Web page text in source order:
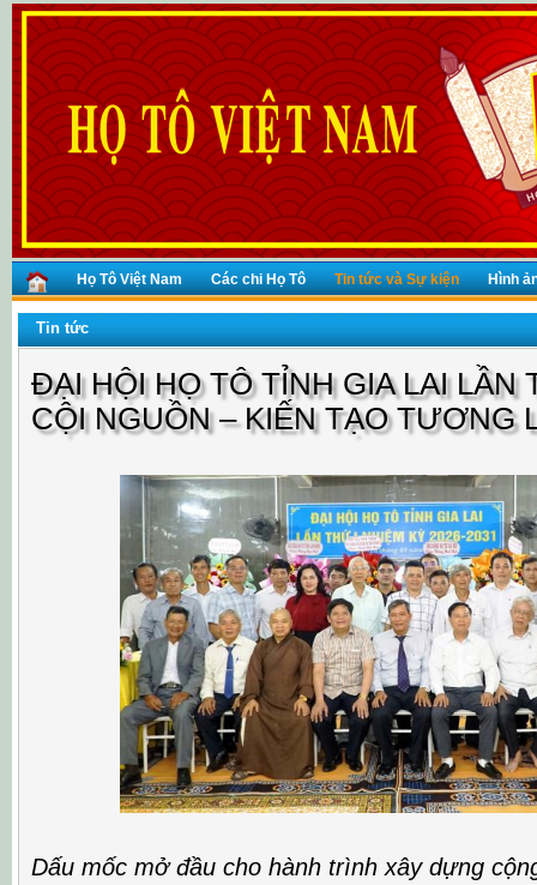
Họ Tô Việt Nam Các chi Họ Tô Tin tức và Sự kiện Hình
Tin tức
ĐẠI HỘI HỌ TÔ TỈNH GIA LAI LẦN
CỘI NGUỒN – KIẾN TẠO TƯƠNG
Dấu mốc mở đầu cho hành trình xây dựng